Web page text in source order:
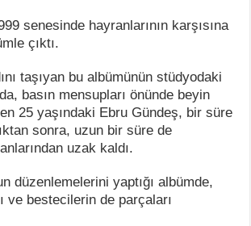
senesinde hayranlarının karşısına
çıktı.
taşıyan bu albümünün stüdyodaki
basın mensupları önünde beyin
25 yaşındaki Ebru Gündeş, bir süre
sonra, uzun bir süre de
uzak kaldı.
düzenlemelerini yaptığı albümde,
ve bestecilerin de parçaları